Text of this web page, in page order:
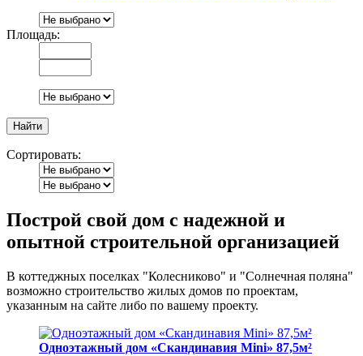
Площадь:
Сортировать:
Построй свой дом с надежной и
опытной строительной организацией
В коттеджных поселках "Колесниково" и "Солнечная поляна"
возможно строительство жилых домов по проектам,
указанным на сайте либо по вашему проекту.
Одноэтажный дом «Скандинавия Mini» 87,5м²